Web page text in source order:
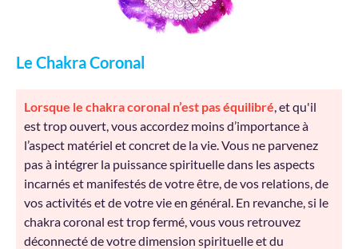
Le Chakra Coronal
Lorsque le chakra coronal n’est pas équilibré, et qu'il
est trop ouvert, vous accordez moins d’importance à
l’aspect matériel et concret de la vie. Vous ne parvenez
pas à intégrer la puissance spirituelle dans les aspects
incarnés et manifestés de votre être, de vos relations, de
vos activités et de votre vie en général. En revanche, si le
chakra coronal est trop fermé, vous vous retrouvez
déconnecté de votre dimension spirituelle et du